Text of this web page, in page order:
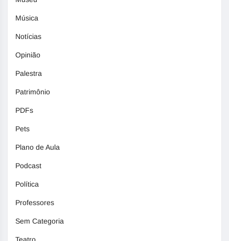
Música
Notícias
Opinião
Palestra
Patrimônio
PDFs
Pets
Plano de Aula
Podcast
Política
Professores
Sem Categoria